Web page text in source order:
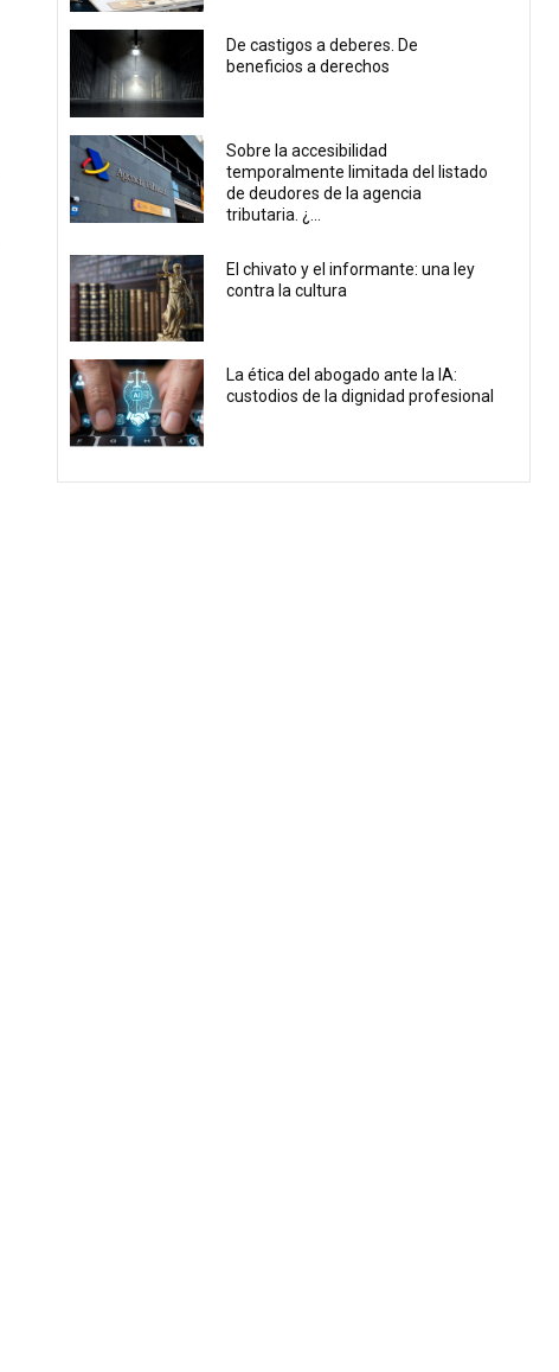
De castigos a deberes. De
beneficios a derechos
Sobre la accesibilidad
temporalmente limitada del listado
de deudores de la agencia
tributaria. ¿...
El chivato y el informante: una ley
contra la cultura
La ética del abogado ante la IA:
custodios de la dignidad profesional